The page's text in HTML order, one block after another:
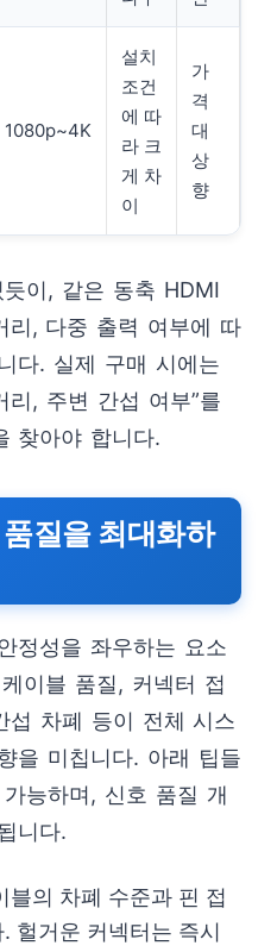
1080p~4K
설치
조건
에 따
라 크
게 차
이
가
격
대
상
향
이, 같은 동축 HDMI
리, 다중 출력 여부에 따
다. 실제 구매 시에는
리, 주변 간섭 여부”를
찾아야 합니다.
질을 최대화하
정성을 좌우하는 요소
이블 품질, 커넥터 접
섭 차폐 등이 전체 시스
을 미칩니다. 아래 팁들
능하며, 신호 품질 개
니다.
블의 차폐 수준과 핀 접
헐거운 커넥터는 즉시